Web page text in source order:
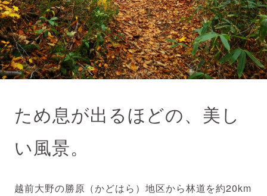
ため息が出るほどの、美し
い風景。
越前大野の勝原（かどはら）地区から林道を約20km